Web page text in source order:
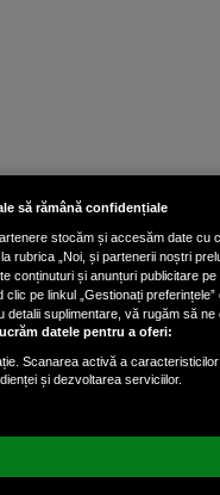
să rămână confidențiale
stocăm și accesăm date cu
rubrica „Noi, și partenerii noștri
conținuturi și anunțuri publicitare
pe linkul „Gestionați
detalii suplimentare, vă rugăm să
datele pentru a oferi:
Scanarea activă a
și dezvoltarea serviciilor.